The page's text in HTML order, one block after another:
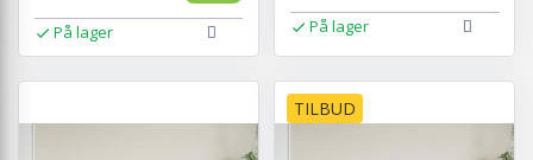
På lager På lager
TILBUD